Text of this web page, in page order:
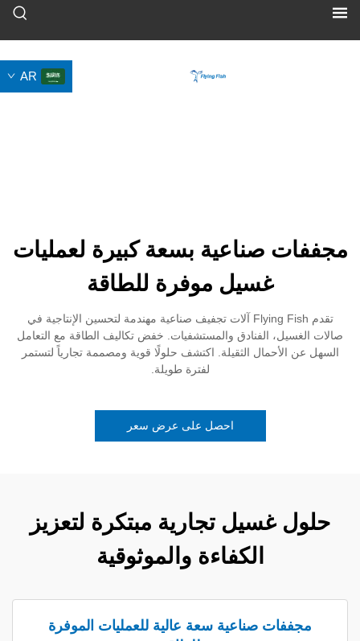
صناعية بسعة كبيرة لعمليات
غسيل موفرة للطاقة
تقدم Flying Fish آلات تجفيف صناعية مهندمة لتحسين الإنتاجية في
الفنادق والمستشفيات. خفض تكاليف الطاقة مع التعامل
الثقيلة. اكتشف حلولًا قوية ومصممة تجارياً لتستمر
احصل على عرض سعر
تجارية مبتكرة لتعزيز
الكفاءة والموثوقية
صناعية سعة عالية للعمليات الموفرة